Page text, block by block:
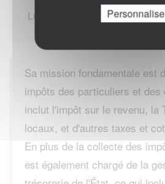
Lundi au Vendredi de 08:45 -
Sa mission fondamentale est
impôts des particuliers et des
inclut l'impôt sur le revenu, la
locaux, et d'autres taxes et
En plus de la collecte des
est également chargé de la